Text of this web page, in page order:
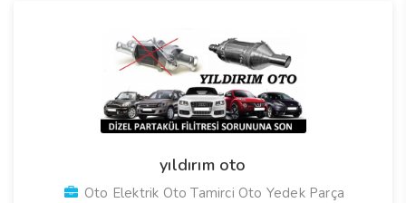
yıldırım oto
Oto Elektrik Oto Tamirci Oto Yedek Parça